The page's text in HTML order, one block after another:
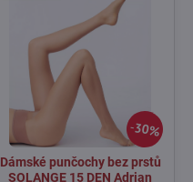
30%
Dámské punčochy bez prstů
SOLANGE 15 DEN Adrian